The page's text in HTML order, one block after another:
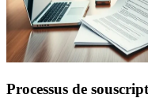
Processus de